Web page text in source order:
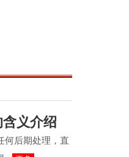
义介绍
何后期处理，直